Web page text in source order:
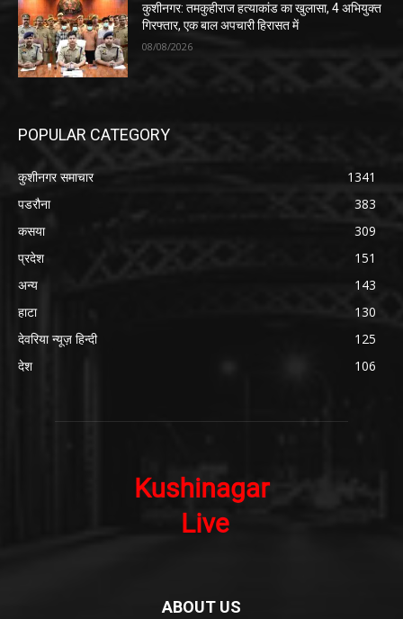
कुशीनगर: तमकुहीराज हत्याकांड का खुलासा, 4 अभियुक्त
गिरफ्तार, एक बाल अपचारी हिरासत में
08/08/2026
POPULAR CATEGORY
कुशीनगर समाचार
1341
पडरौना
383
कसया
309
प्रदेश
151
अन्य
143
हाटा
130
देवरिया न्यूज़ हिन्दी
125
देश
106
ABOUT US